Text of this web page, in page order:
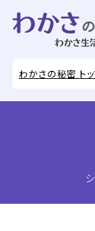
わかさの秘密 ト